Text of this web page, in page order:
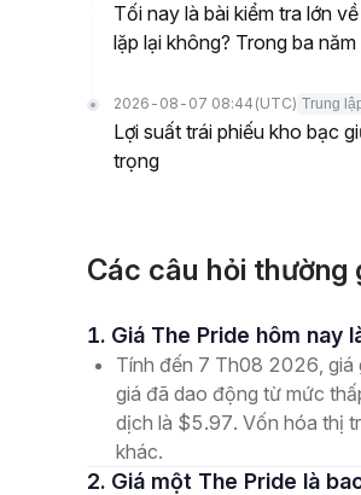
Tối nay là bài kiểm tra lớn
lặp lại không? Trong ba
2026-08-07 08:44 (UTC) Trung
Lợi suất trái phiếu kho bạc
trọng
Các câu hỏi thường
1. Giá The Pride hôm nay
Tính đến 7 Th08 2026, giá
giá đã dao động từ mức
dịch là $5.97. Vốn hóa thị
khác.
2. Giá một The Pride là